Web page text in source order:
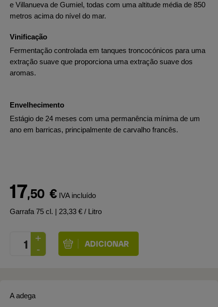
e Villanueva de Gumiel, todas com uma altitude média de 850
metros acima do nível do mar.
Vinificação
Fermentação controlada em tanques troncocónicos para uma
extração suave que proporciona uma extração suave dos
aromas.
Envelhecimento
Estágio de 24 meses com uma permanência mínima de um
ano em barricas, principalmente de carvalho francês.
17,50 € IVA incluído
Garrafa 75 cl. | 23,33 € / Litro
A adega